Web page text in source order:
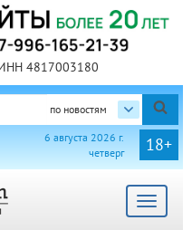
4817003180
по новостям
18+
6 августа 2026 г.
четверг
Toggle